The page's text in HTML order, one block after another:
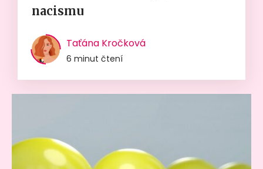
nacismu
Taťána Kročková
6 minut čtení